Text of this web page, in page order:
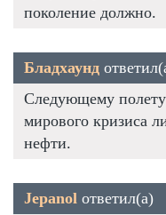
поколение должно.
Бладхаунд
Следующему полету
мирового кризиса
нефти.
Jepanol ответил(а)